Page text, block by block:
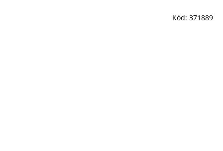
Kód: 371889